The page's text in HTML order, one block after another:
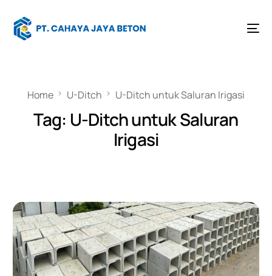
Home U-Ditch U-Ditch untuk Saluran Irigasi
Tag: U-Ditch untuk Saluran
Irigasi